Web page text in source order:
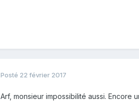
Posté 22 février 2017
Arf, monsieur impossibilité aussi.